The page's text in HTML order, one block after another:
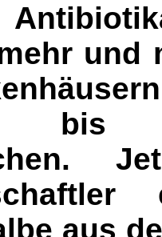
und
bis
aus